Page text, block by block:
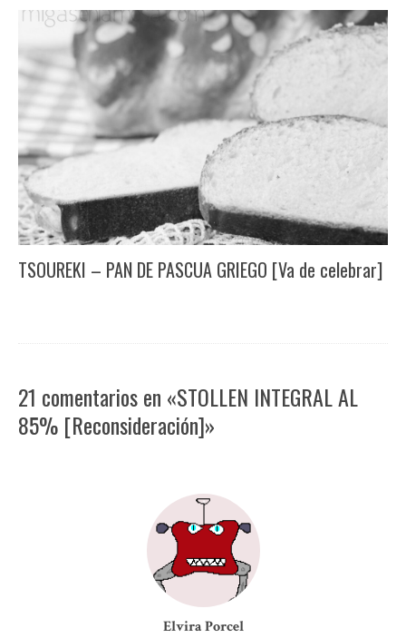
TSOUREKI – PAN DE PASCUA GRIEGO [Va de celebrar]
21 comentarios en «STOLLEN INTEGRAL AL
85% [Reconsideración]»
Elvira Porcel